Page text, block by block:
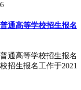
通高等学校招生报名
通高等学校招生报名
招生报名工作于2021